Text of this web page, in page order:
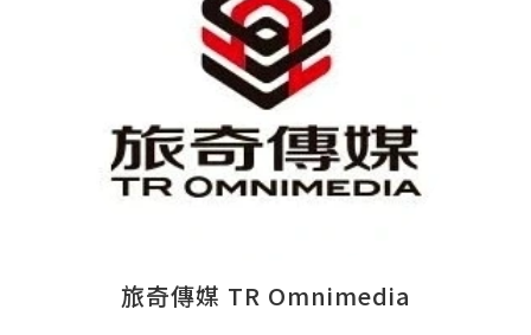
旅奇傳媒 TR Omnimedia